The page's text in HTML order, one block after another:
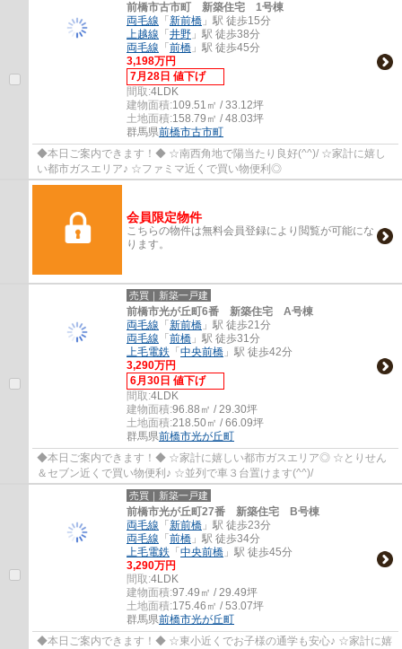
前橋市古市町 新築住宅 1号棟
両毛線 「 新前橋 」駅 徒歩15分
上越線 「 井野 」駅 徒歩38分
両毛線 「 前橋 」駅 徒歩45分
3,198万円
7月28日 値下げ
間取:4LDK
建物面積:109.51㎡ / 33.12坪
土地面積:158.79㎡ / 48.03坪
群馬県前橋市古市町
◆本日ご案内できます！◆ ☆南西角地で陽当たり良好(^^)/ ☆家計に嬉し
い都市ガスエリア♪ ☆ファミマ近くで買い物便利◎
会員限定物件
こちらの物件は無料会員登録により閲覧が可能にな
ります。
売買｜新築一戸建
前橋市光が丘町6番 新築住宅 A号棟
両毛線 「 新前橋 」駅 徒歩21分
両毛線 「 前橋 」駅 徒歩31分
上毛電鉄 「 中央前橋 」駅 徒歩42分
3,290万円
6月30日 値下げ
間取:4LDK
建物面積:96.88㎡ / 29.30坪
土地面積:218.50㎡ / 66.09坪
群馬県前橋市光が丘町
◆本日ご案内できます！◆ ☆家計に嬉しい都市ガスエリア◎ ☆とりせん
＆セブン近くで買い物便利♪ ☆並列で車３台置けます(^^)/
売買｜新築一戸建
前橋市光が丘町27番 新築住宅 B号棟
両毛線 「 新前橋 」駅 徒歩23分
両毛線 「 前橋 」駅 徒歩34分
上毛電鉄 「 中央前橋 」駅 徒歩45分
3,290万円
間取:4LDK
建物面積:97.49㎡ / 29.49坪
土地面積:175.46㎡ / 53.07坪
群馬県前橋市光が丘町
◆本日ご案内できます！◆ ☆東小近くでお子様の通学も安心♪ ☆家計に嬉